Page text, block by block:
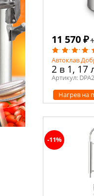
11 570 ₽
Автоклав
2 в 1, 17
Артикул:
Нагрев на
-11%